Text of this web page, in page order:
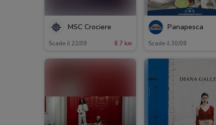
MSC Crociere
Scade il 22/09 8.7 km
Panapesca
Scade il 30/08